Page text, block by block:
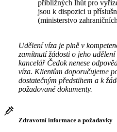
přibližných lhůt pro
jsou k dispozici u
(ministerstvo
Udělení víza je plně v
zamítnutí žádosti o jeho
kancelář Čedok nenese
víza. Klientům doporučujeme
dostatečným předstihem a k
požadované dokumenty.
Zdravotní informace a požadavky